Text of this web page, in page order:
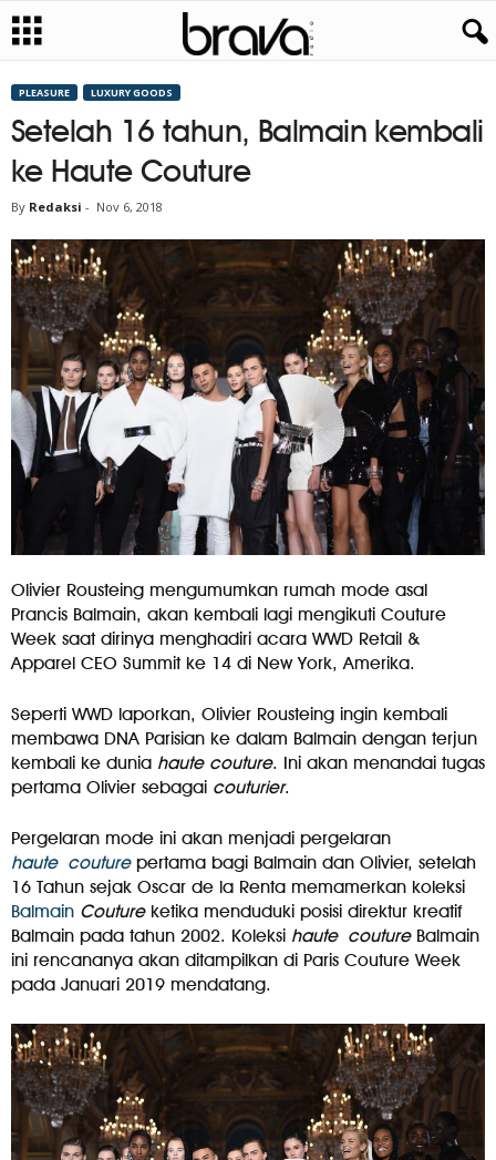
PLEASURE LUXURY GOODS
Setelah 16 tahun, Balmain kembali
ke Haute Couture
By Redaksi - Nov 6, 2018
Olivier Rousteing mengumumkan rumah mode asal
Prancis Balmain, akan kembali lagi mengikuti Couture
Week saat dirinya menghadiri acara WWD Retail &
Apparel CEO Summit ke 14 di New York, Amerika.
Seperti WWD laporkan, Olivier Rousteing ingin kembali
membawa DNA Parisian ke dalam Balmain dengan terjun
kembali ke dunia haute couture. Ini akan menandai tugas
pertama Olivier sebagai couturier.
Pergelaran mode ini akan menjadi pergelaran
haute couturepertama bagi Balmain dan Olivier, setelah
16 Tahun sejak Oscar de la Renta memamerkan koleksi
Balmain Coutureketika menduduki posisi direktur kreatif
Balmain pada tahun 2002. Koleksi haute coutureBalmain
ini rencananya akan ditampilkan di Paris Couture Week
pada Januari 2019 mendatang.